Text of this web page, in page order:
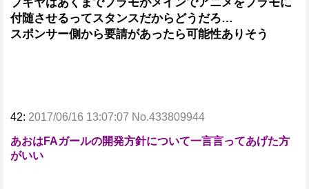
付随させるってスタンスだからどうだろ…
スポンサー側から要請があったら可能性ありそう
42: 2017/06/16 13:07:07 No.433809944
あおはFAガールの開発方針について一言言ってあげた方
がいい